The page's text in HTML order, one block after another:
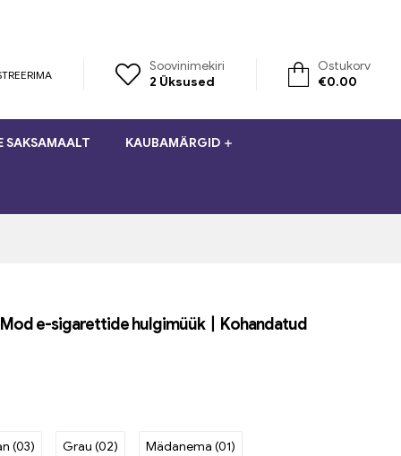
Soovinimekiri
2 Üksused
Ostukorv
€0.00
SAKSAMAALT KAUBAMÄRGID
Mod e-sigarettide hulgimüük丨Kohandatud
(03) Grau (02) Mädanema (01)